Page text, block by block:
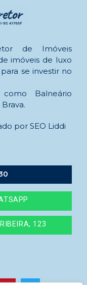
de Imóveis
imóveis de luxo
se investir no
Balneário
por SEO Liddi
123